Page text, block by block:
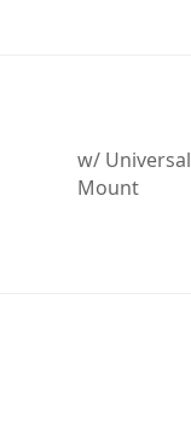
w/ Universal
Mount